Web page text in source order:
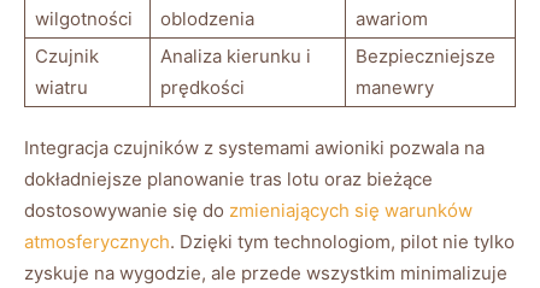
wilgotności
oblodzenia
awariom
Czujnik
wiatru
Analiza kierunku i
⁢prędkości
Bezpieczniejsze⁣
manewry
Integracja ⁢czujników z systemami awioniki⁣ pozwala na
dokładniejsze planowanie tras lotu oraz bieżące
dostosowywanie się do zmieniających się warunków
atmosferycznych. Dzięki tym technologiom, pilot nie tylko
zyskuje na⁢ wygodzie, ale przede wszystkim minimalizuje